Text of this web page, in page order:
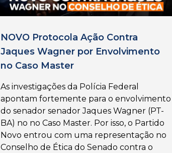
NOVO Protocola Ação Contra
Jaques Wagner por Envolvimento
no Caso Master
As investigações da Polícia Federal
apontam fortemente para o envolvimento
do senador senador Jaques Wagner (PT-
BA) no no Caso Master. Por isso, o Partido
Novo entrou com uma representação no
Conselho de Ética do Senado contra o